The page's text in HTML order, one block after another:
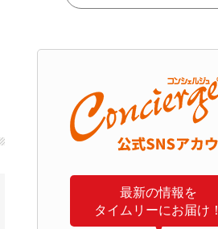
最新の情報を
タイムリーにお届け！